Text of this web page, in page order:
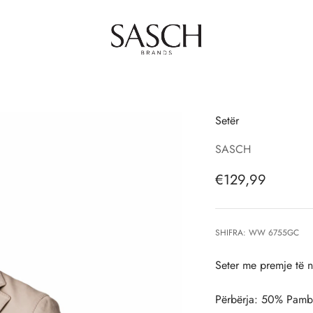
SASCH Brands
Setër
SASCH
Çmimi i shitjes,
€129,99
SHIFRA: WW 6755GC
Seter me premje të
Përbërja: 50%